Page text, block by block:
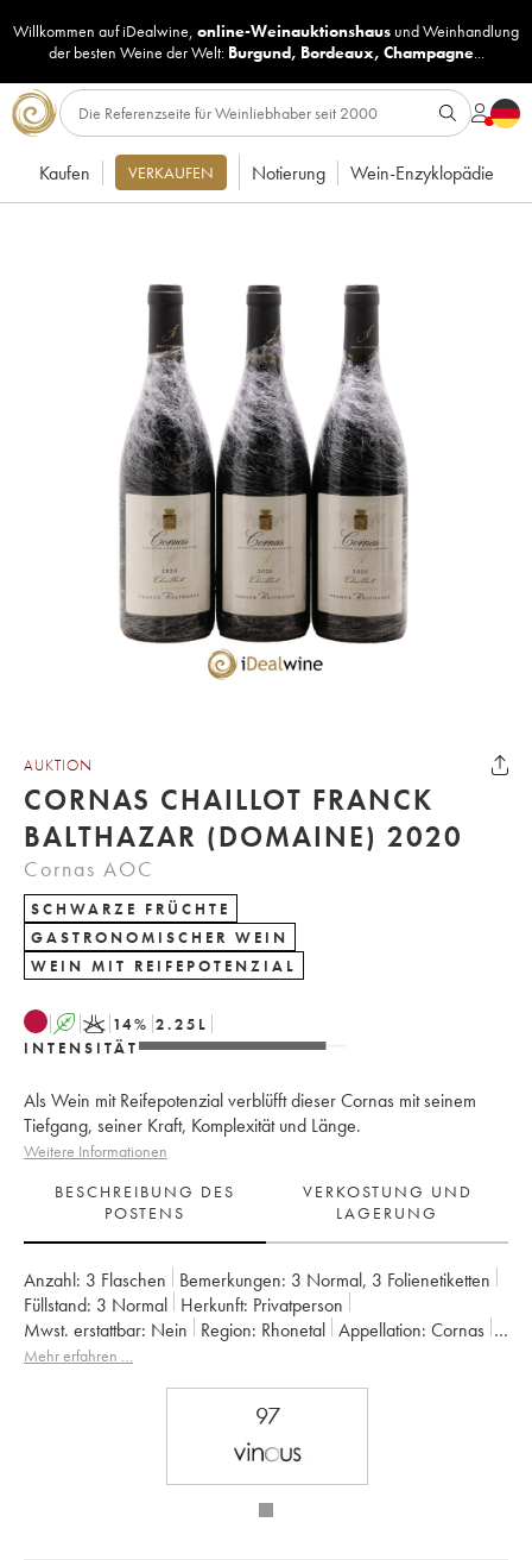
Willkommen auf iDealwine, online-Weinauktionshaus undWeinhandlung
der besten Weine der Welt: Burgund, Bordeaux, Champagne...
Kaufen VERKAUFEN Notierung Wein-Enzyklopädie
AUKTION
CORNAS CHAILLOT FRANCK
BALTHAZAR (DOMAINE) 2020
Cornas AOC
SCHWARZE FRÜCHTE
GASTRONOMISCHER WEIN
WEIN MIT REIFEPOTENZIAL
A K 14% 2.25 L
INTENSITÄT
Als Wein mit Reifepotenzial verblüfft dieser Cornas mit seinem
Tiefgang, seiner Kraft, Komplexität und Länge.
Weitere Informationen
BESCHREIBUNG DES
POSTENS
VERKOSTUNG UND
LAGERUNG
Anzahl: 3 Flaschen Bemerkungen: 3 Normal, 3 Folienetiketten
Füllstand: 3 Normal Herkunft:
privatperson
Mwst. erstattbar:
nein Region: Rhonetal Appellation:
Cornas
Eigentümer:
Franck Balthazar (Domaine)
Mehr erfahren …
97